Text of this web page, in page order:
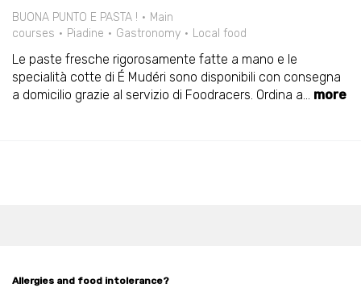
BUONA PUNTO E PASTA !
Main
courses
Piadine Gastronomy Local food
Le paste fresche rigorosamente fatte a mano e le
specialità cotte di É Mudéri sono disponibili con consegna
a domicilio grazie al servizio di Foodracers. Ordina a... more
Allergies and food intolerance?